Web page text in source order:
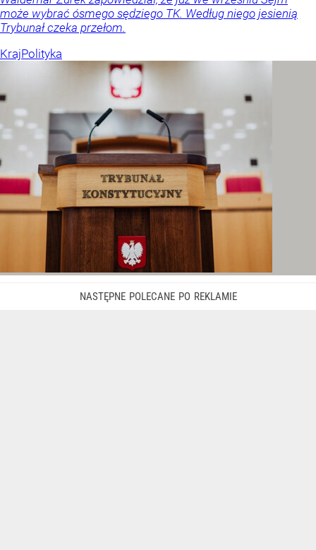
może wybrać ósmego sędziego TK. Według niego jesienią
Trybunał czeka przełom.
KrajPolityka